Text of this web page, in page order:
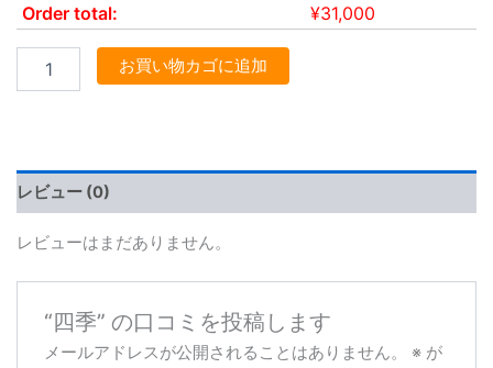
Order total:
¥31,000
お買い物カゴに追加
レビュー (0)
レビューはまだありません。
“四季” の口コミを投稿します
メールアドレスが公開されることはありません。 ※ が